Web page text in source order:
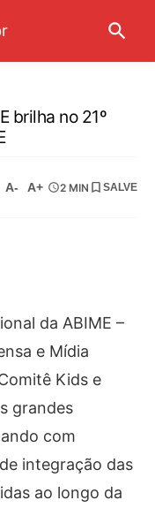
brilha no 21º
A- A+ 2 MIN SALVE
da ABIME –
e Mídia
Kids e
grandes
com
integração das
ao longo da